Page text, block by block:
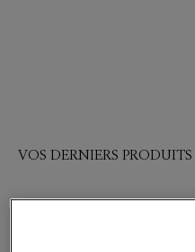
VOS DERNIERS PRODUITS